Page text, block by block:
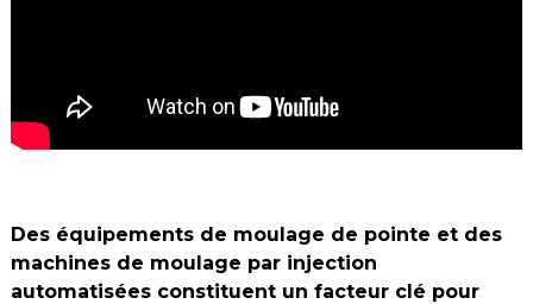
Des équipements de moulage de pointe et des
machines de moulage par injection
automatisées constituent un facteur clé pour